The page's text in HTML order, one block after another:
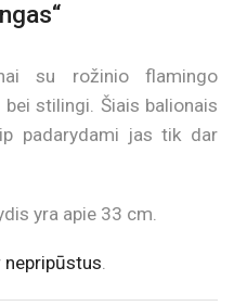
su rožinio flamingo
stilingi. Šiais balionais
padarydami jas tik dar
yra apie 33 cm.
nepripūstus.